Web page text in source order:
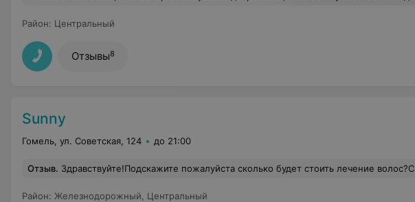
Район: Центральный
Отзывы8
Sunny
Гомель, ул. Советская, 124 до 21:00
Отзыв. Здравствуйте!Подскажите пожалуйста сколько будет стоить лечение волос?Седые волосы
Район: Железнодорожный Центральный